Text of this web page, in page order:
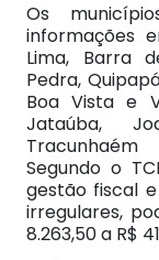
Os
informações
Lima, Barra
Pedra,
Boa Vista e
Jataúba,
Segundo o
gestão fiscal
irregulares,
8.263,50 a R$